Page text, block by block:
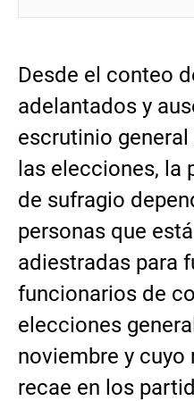
Desde el conteo
adelantados y
escrutinio
las elecciones, la
de sufragio
personas que
adiestradas para
funcionarios de
elecciones
noviembre y
recae en los